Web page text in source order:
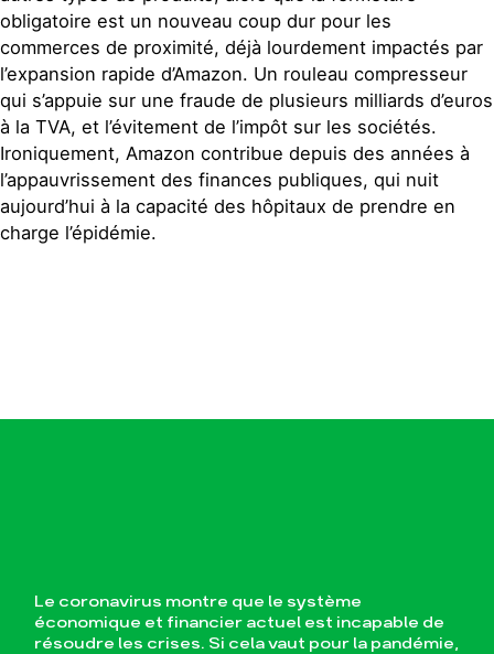
obligatoire est un nouveau coup dur pour les
commerces de proximité, déjà lourdement impactés par
l’expansion rapide d’Amazon. Un rouleau compresseur
qui s’appuie sur une fraude de plusieurs milliards d’euros
à la TVA, et l’évitement de l’impôt sur les sociétés.
Ironiquement, Amazon contribue depuis des années à
l’appauvrissement des finances publiques, qui nuit
aujourd’hui à la capacité des hôpitaux de prendre en
charge l’épidémie.
Le coronavirus montre que le système
économique et financier actuel est incapable de
résoudre les crises. Si cela vaut pour la pandémie,